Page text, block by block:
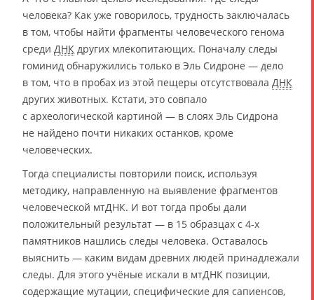
человека? Как уже говорилось, трудность заключалась
в том, чтобы найти фрагменты человеческого генома
среди ДНК других млекопитающих. Поначалу следы
гоминид обнаружились только в Эль Сидроне — дело
в том, что в пробах из этой пещеры отсутствовала ДНК
других животных. Кстати, это совпало
с археологической картиной — в слоях Эль Сидрона
не найдено почти никаких останков, кроме
человеческих.
Тогда специалисты повторили поиск, используя
методику, направленную на выявление фрагментов
человеческой мтДНК. И вот тогда пробы дали
положительный результат — в 15 образцах с 4-х
памятников нашлись следы человека. Оставалось
выяснить — каким видам древних людей принадлежали
следы. Для этого учёные искали в мтДНК позиции,
содержащие мутации, специфические для сапиенсов,